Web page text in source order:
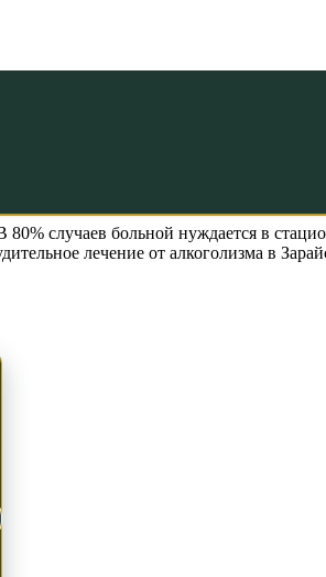
случаев больной нуждается в
лечение от алкоголизма в